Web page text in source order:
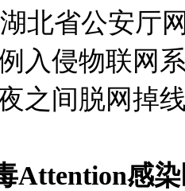
省公安厅
入侵物联网
之间脱网掉
Attention感